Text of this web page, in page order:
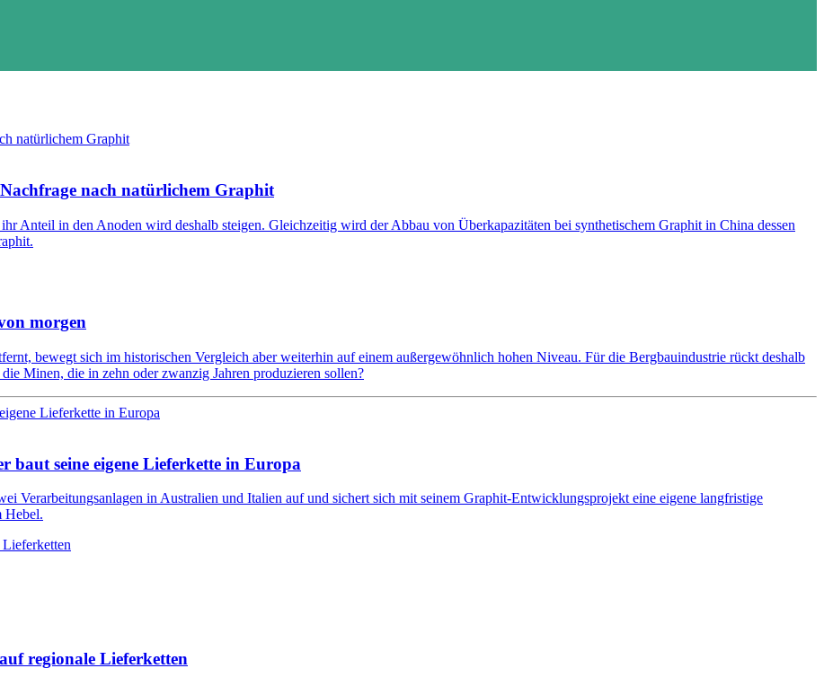
nach natürlichem Graphit
Anteil in den Anoden wird deshalb steigen. Gleichzeitig wird der Abbau von Überkapazitäten bei synthetischem Graphit in China dessen
morgen
bewegt sich im historischen Vergleich aber weiterhin auf einem außergewöhnlich hohen Niveau. Für die Bergbauindustrie rückt deshalb
Minen, die in zehn oder zwanzig Jahren produzieren sollen?
baut seine eigene Lieferkette in Europa
Verarbeitungsanlagen in Australien und Italien auf und sichert sich mit seinem Graphit-Entwicklungsprojekt eine eigene langfristige
Hebel.
regionale Lieferketten